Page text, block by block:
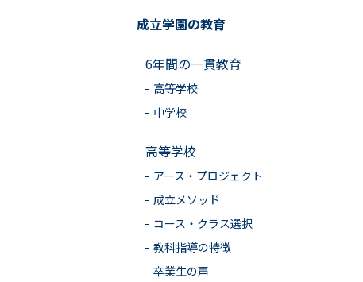
成立学園の教育
6年間の一貫教育
高等学校
中学校
高等学校
アース・プロジェクト
成立メソッド
コース・クラス選択
教科指導の特徴
卒業生の声